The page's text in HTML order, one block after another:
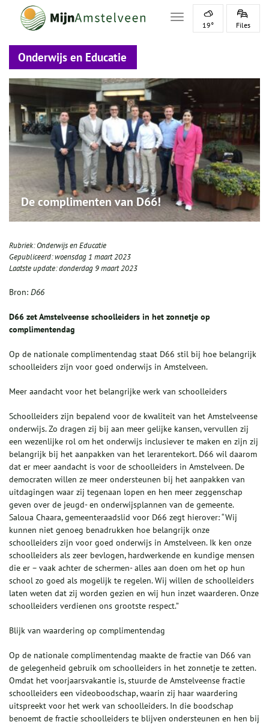
Toggle navigation
19° Files
Onderwijs en Educatie
De complimenten van D66!
Rubriek:Onderwijs en Educatie
Gepubliceerd:woensdag 1 maart 2023
Laatste update:donderdag 9 maart 2023
Bron: D66
D66 zet Amstelveense schoolleiders in het zonnetje op
complimentendag
Op de nationale complimentendag staat D66 stil bij hoe belangrijk
schoolleiders zijn voor goed onderwijs in Amstelveen.
Meer aandacht voor het belangrijke werk van schoolleiders
Schoolleiders zijn bepalend voor de kwaliteit van het Amstelveense
onderwijs. Zo dragen zij bij aan meer gelijke kansen, vervullen zij
een wezenlijke rol om het onderwijs inclusiever te maken en zijn zij
belangrijk bij het aanpakken van het lerarentekort. D66 wil daarom
dat er meer aandacht is voor de schoolleiders in Amstelveen. De
democraten willen ze meer ondersteunen bij het aanpakken van
uitdagingen waar zij tegenaan lopen en hen meer zeggenschap
geven over de jeugd- en onderwijsplannen van de gemeente.
Saloua Chaara, gemeenteraadslid voor D66 zegt hierover: “Wij
kunnen niet genoeg benadrukken hoe belangrijk onze
schoolleiders zijn voor goed onderwijs in Amstelveen. Ik ken onze
schoolleiders als zeer bevlogen, hardwerkende en kundige mensen
die er – vaak achter de schermen- alles aan doen om het op hun
school zo goed als mogelijk te regelen. Wij willen de schoolleiders
laten weten dat zij worden gezien en wij hun inzet waarderen. Onze
schoolleiders verdienen ons grootste respect.”
Blijk van waardering op complimentendag
Op de nationale complimentendag maakte de fractie van D66 van
de gelegenheid gebruik om schoolleiders in het zonnetje te zetten.
Omdat het voorjaarsvakantie is, stuurde de Amstelveense fractie
schoolleiders een videoboodschap, waarin zij haar waardering
uitspreekt voor het werk van schoolleiders. In die boodschap
benoemt de fractie schoolleiders te blijven ondersteunen en hen bij